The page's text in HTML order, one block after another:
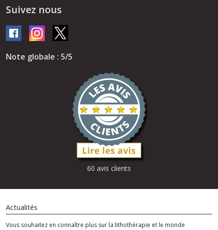
Suivez nous
Note globale : 5/5
60 avis clients
Actualités
Vous souhaitez en connaître plus sur la lithothérapie et le monde